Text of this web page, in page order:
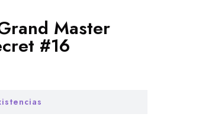
Master
#16